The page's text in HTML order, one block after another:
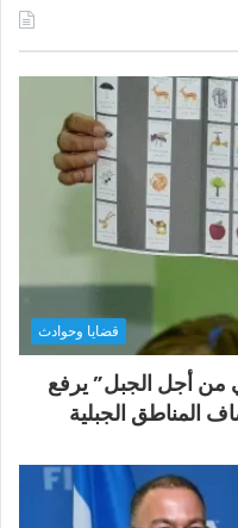
قضايا وحوادث
المدني من أجل الجبل” يرفع
المناطق الجبلية